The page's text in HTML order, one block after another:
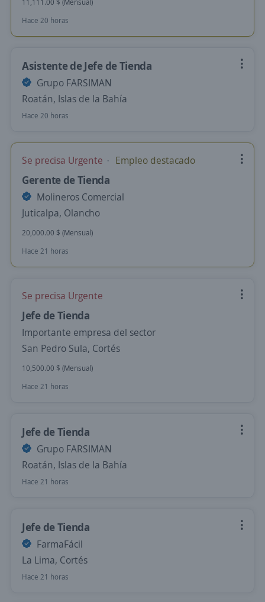
11,111.00 $ (Mensual)
Hace 20 horas
Asistente de Jefe de Tienda
Grupo FARSIMAN
Roatán, Islas de la Bahía
Hace 20 horas
Se precisa Urgente Empleo destacado
Gerente de Tienda
Molineros Comercial
Juticalpa, Olancho
20,000.00 $ (Mensual)
Hace 21 horas
Se precisa Urgente
Jefe de Tienda
Importante empresa del sector
San Pedro Sula, Cortés
10,500.00 $ (Mensual)
Hace 21 horas
Jefe de Tienda
Grupo FARSIMAN
Roatán, Islas de la Bahía
Hace 21 horas
Jefe de Tienda
FarmaFácil
La Lima, Cortés
Hace 21 horas